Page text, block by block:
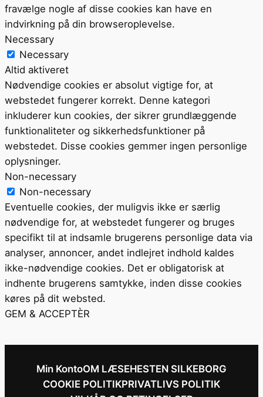
fravælge nogle af disse cookies kan have en
indvirkning på din browseroplevelse.
Necessary
Necessary
Altid aktiveret
Nødvendige cookies er absolut vigtige for, at
webstedet fungerer korrekt. Denne kategori
inkluderer kun cookies, der sikrer grundlæggende
funktionaliteter og sikkerhedsfunktioner på
webstedet. Disse cookies gemmer ingen personlige
oplysninger.
Non-necessary
Non-necessary
Eventuelle cookies, der muligvis ikke er særlig
nødvendige for, at webstedet fungerer og bruges
specifikt til at indsamle brugerens personlige data via
analyser, annoncer, andet indlejret indhold kaldes
ikke-nødvendige cookies. Det er obligatorisk at
indhente brugerens samtykke, inden disse cookies
køres på dit websted.
GEM & ACCEPTÈR
Min KontoOM LÆSEHESTEN SILKEBORG
COOKIE POLITIKPRIVATLIVS POLITIK